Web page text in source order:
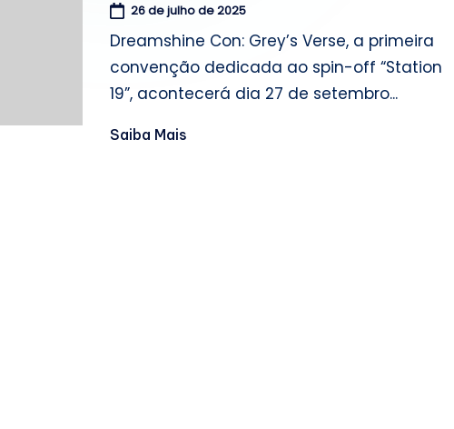
26 de julho de 2025
Dreamshine Con: Grey’s Verse, a primeira
convenção dedicada ao spin-off “Station
19”, acontecerá dia 27 de setembro...
Saiba Mais